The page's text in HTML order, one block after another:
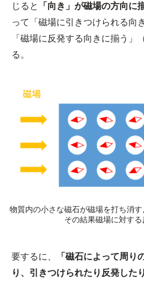
じると
「向き」が磁場の方向に
って「磁場に引きつけられる向
「磁場に反発する向きに揃う」
る。
物質内の小さな磁石が磁場を打ち消す
その結果磁場に対する
要するに、
「磁石によって周り
り、引きつけられたり反発した